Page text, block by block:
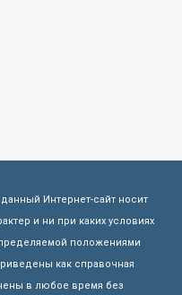
Интернет-сайт носит
и ни при каких условиях
положениями
как справочная
в любое время без